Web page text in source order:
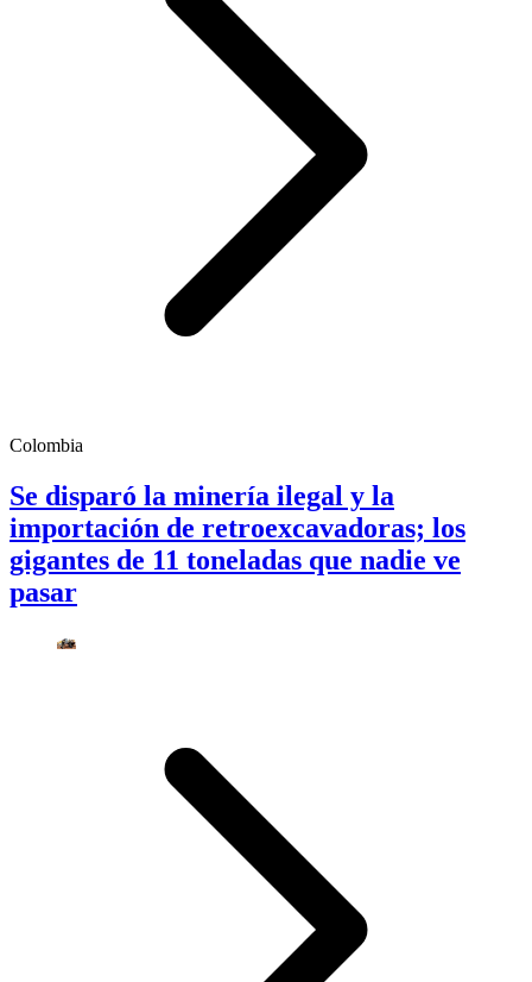
Colombia
Se disparó la minería ilegal y la
importación de retroexcavadoras; los
gigantes de 11 toneladas que nadie ve
pasar